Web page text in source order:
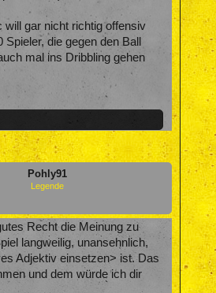
will gar nicht richtig offensiv
die gegen den Ball
mal ins Dribbling gehen
Pohly91
Legende
Recht die Meinung zu
langweilig, unansehnlich,
Adjektiv einsetzen> ist. Das
und dem würde ich dir